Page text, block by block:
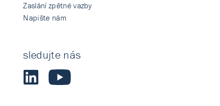
Zaslání zpětné vazby
Napište nám
sledujte nás